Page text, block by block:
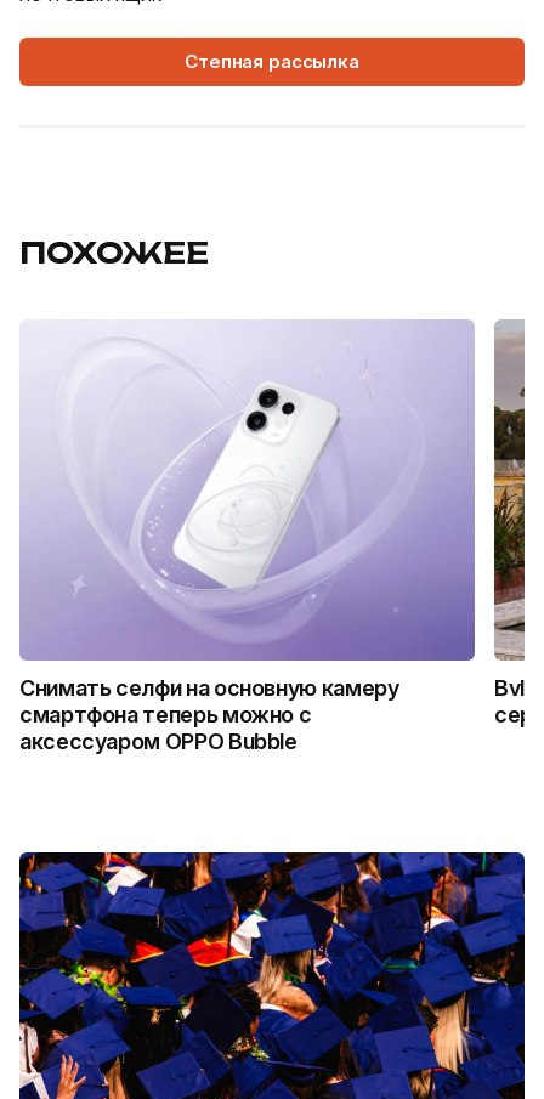
Степная рассылка
ПОХОЖЕЕ
Снимать селфи на основную камеру
смартфона теперь можно с
аксессуаром OPPO Bubble